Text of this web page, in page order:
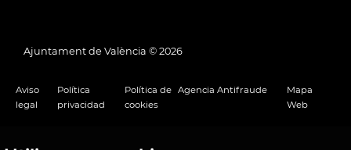
Ajuntament de València © 2026
Aviso
legal
Política
privacidad
Política de
cookies
Agencia Antifraude
Mapa
Web